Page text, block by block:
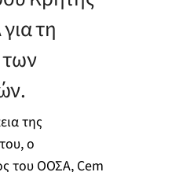
τη
της
ο
του ΟΟΣΑ, Cem